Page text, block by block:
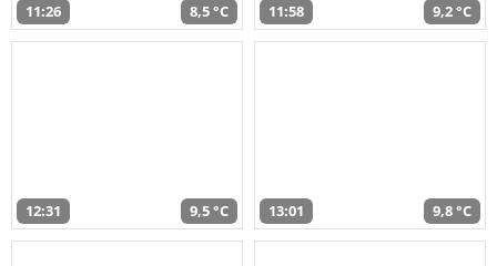
11:26 8,5 °C 11:58 9,2 °C
12:31 9,5 °C 13:01 9,8 °C